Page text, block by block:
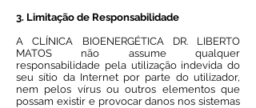
3. Limitação de Responsabilidade
A CLÍNICA BIOENERGÉTICA DR. LIBERTO
MATOS não assume qualquer
responsabilidade pela utilização indevida do
seu sítio da Internet por parte do utilizador,
nem pelos vírus ou outros elementos que
possam existir e provocar danos nos sistemas